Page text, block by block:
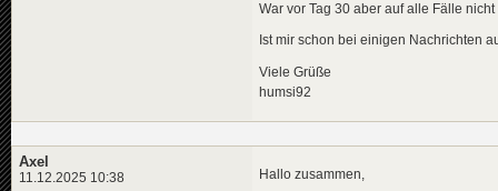
War vor Tag 30 aber auf alle Fälle nicht
Ist mir schon bei einigen Nachrichten
Viele Grüße
humsi92
Axel
11.12.2025 10:38 Hallo zusammen,